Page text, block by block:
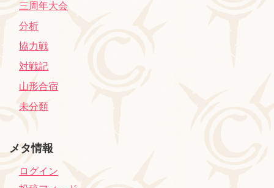
三周年大会
分析
協力戦
対戦記
山形合宿
未分類
メタ情報
ログイン